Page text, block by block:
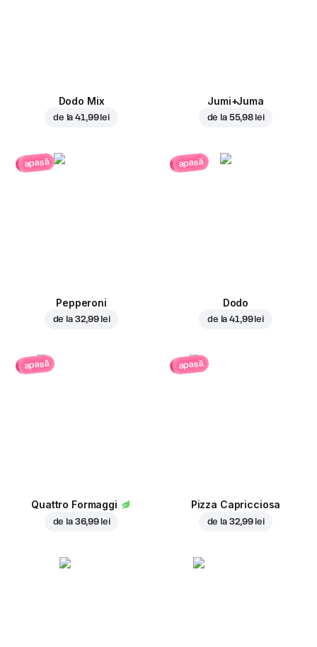
Dodo Mix
de la41,99 lei
Jumi+Juma
de la 55,98 lei
apasă
Pepperoni
de la 32,99 lei
apasă
Dodo
de la41,99 lei
apasă
Quattro Formaggi
de la 36,99 lei
apasă
Pizza Capricciosa
de la 32,99 lei